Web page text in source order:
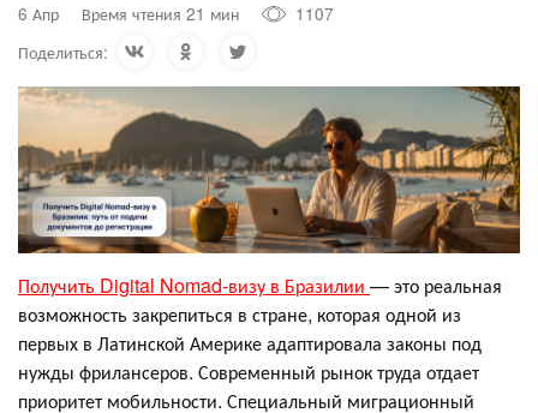
6 Апр Время чтения 21 мин
1107
Поделиться:
Получить Digital Nomad-визу в Бразилии — это реальная
возможность закрепиться в стране, которая одной из
первых в Латинской Америке адаптировала законы под
нужды фрилансеров. Современный рынок труда отдает
приоритет мобильности. Специальный миграционный